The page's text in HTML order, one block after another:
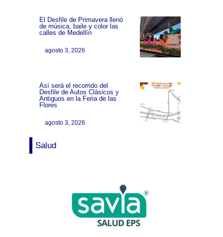
El Desfile de Primavera llenó
de música, baile y color las
calles de Medellín
agosto 3, 2026
Así será el recorrido del
Desfile de Autos Clásicos y
Antiguos en la Feria de las
Flores
agosto 3, 2026
Salud